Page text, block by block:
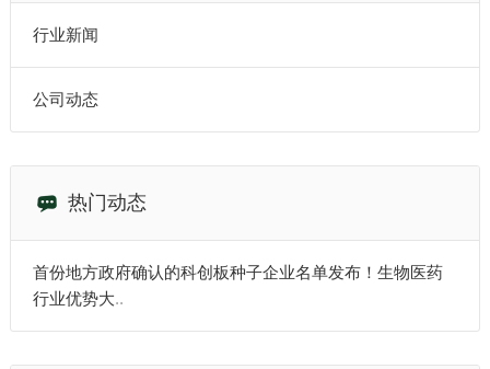
行业新闻
公司动态
热门动态
首份地方政府确认的科创板种子企业名单发布！生物医药
行业优势大..